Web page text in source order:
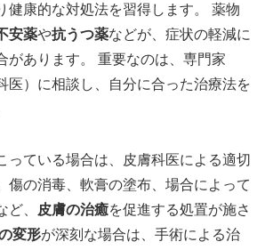
健康的な対処法を習得します。 薬物
安薬や抗うつ薬などが、症状の軽減に
があります。 重要なのは、専門家
医）に相談し、自分に合った治療法を
っている場合は、皮膚科医による適切
傷の消毒、軟膏の塗布、場合によって
ど、
皮膚の治癒を促進する処置が施さ
変形が深刻な場合は、手術による治